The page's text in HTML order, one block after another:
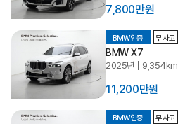
7,800만원
BMW인증 무사고
BMW X7
2025년 9,354km
11,200만원
BMW인증 무사고